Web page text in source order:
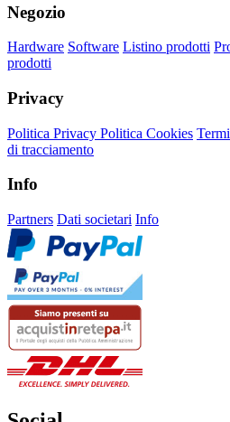
Negozio
Hardware Software Listino prodotti
prodotti
Privacy
Politica Privacy Politica Cookies
di tracciamento
Info
Partners Dati societari Info